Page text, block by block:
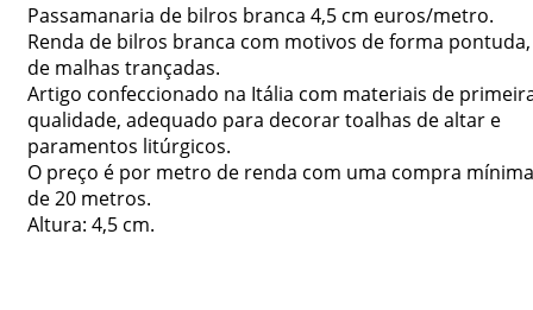
Passamanaria de bilros branca 4,5 cm euros/metro.
Renda de bilros branca com motivos de forma pontuda,
de malhas trançadas.
Artigo confeccionado na Itália com materiais de
qualidade, adequado para decorar toalhas de altar e
paramentos litúrgicos.
O preço é por metro de renda com uma compra mínima
de 20 metros.
Altura: 4,5 cm.